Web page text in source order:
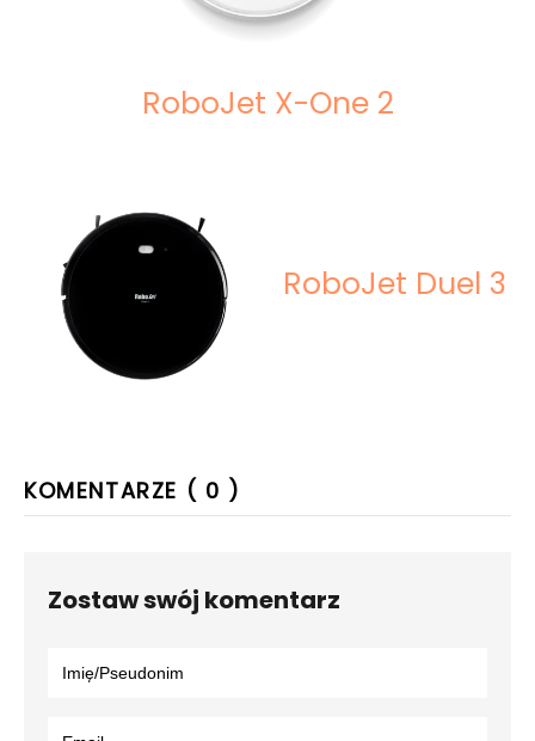
RoboJet X-One 2
RoboJet Duel 3
KOMENTARZE ( 0 )
Zostaw swój komentarz